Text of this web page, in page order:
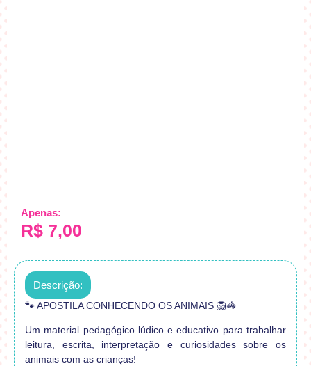
Apenas:
R$ 7,00
Descrição:
🐾 APOSTILA CONHECENDO OS ANIMAIS 🦁🦓
Um material pedagógico lúdico e educativo para trabalhar
leitura, escrita, interpretação e curiosidades sobre os
animais com as crianças!